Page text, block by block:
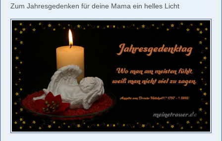
Zum Jahresgedenken für deine Mama ein helles Licht